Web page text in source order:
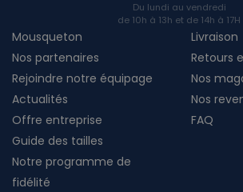
Du lundi au vendredi
de 10h à 13h et de 14h à 17H
Mousqueton
Nos partenaires
Rejoindre notre équipage
Actualités
Offre entreprise
Livraison
Retours
Nos
Nos
FAQ
Guide des tailles
Notre programme de
fidélité